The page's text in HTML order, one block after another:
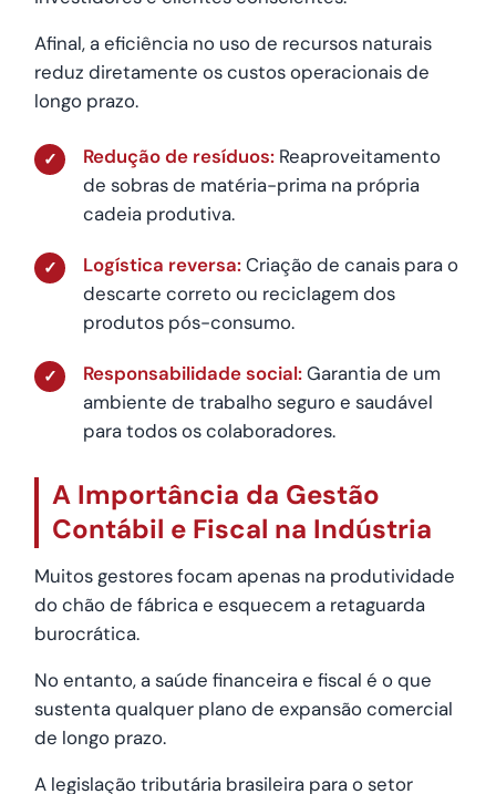
Afinal, a eficiência no uso de recursos naturais
reduz diretamente os custos operacionais de
longo prazo.
✓ Redução de resíduos: Reaproveitamento
de sobras de matéria-prima na própria
cadeia produtiva.
✓ Logística reversa:Criação de canais para o
descarte correto ou reciclagem dos
produtos pós-consumo.
✓ Responsabilidade social:Garantia de um
ambiente de trabalho seguro e saudável
para todos os colaboradores.
A Importância da Gestão
Contábil e Fiscal na Indústria
Muitos gestores focam apenas na produtividade
do chão de fábrica e esquecem a retaguarda
burocrática.
No entanto, a saúde financeira e fiscal é o que
sustenta qualquer plano de expansão comercial
de longo prazo.
A legislação tributária brasileira para o setor